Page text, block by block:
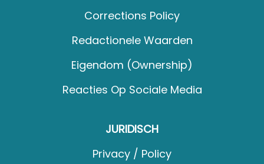
Corrections Policy
Redactionele Waarden
Eigendom (Ownership)
Reacties Op Sociale Media
JURIDISCH
Privacy / Policy